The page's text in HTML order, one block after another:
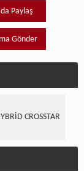
Paylaş
Gönder
CROSSTAR